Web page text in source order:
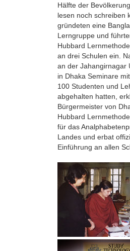
Hälfte der
lesen noch schreiben
gründeten eine
Lerngruppe und
Hubbard
an drei Schulen ein.
an der Jahangirnagar
in Dhaka Seminare
100 Studenten und
abgehalten hatten,
Bürgermeister von
Hubbard
für das
Landes und erbat
Einführung an allen